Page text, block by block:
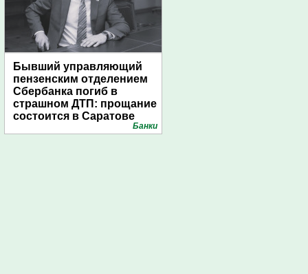
Бывший управляющий
пензенским отделением
Сбербанка погиб в
страшном ДТП: прощание
состоится в Саратове
Банки